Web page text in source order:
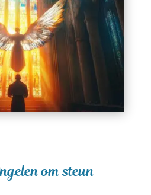
om steun